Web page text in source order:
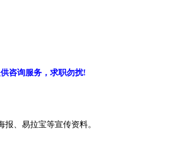
供咨询服务，求职勿扰!
、易拉宝等宣传资料。